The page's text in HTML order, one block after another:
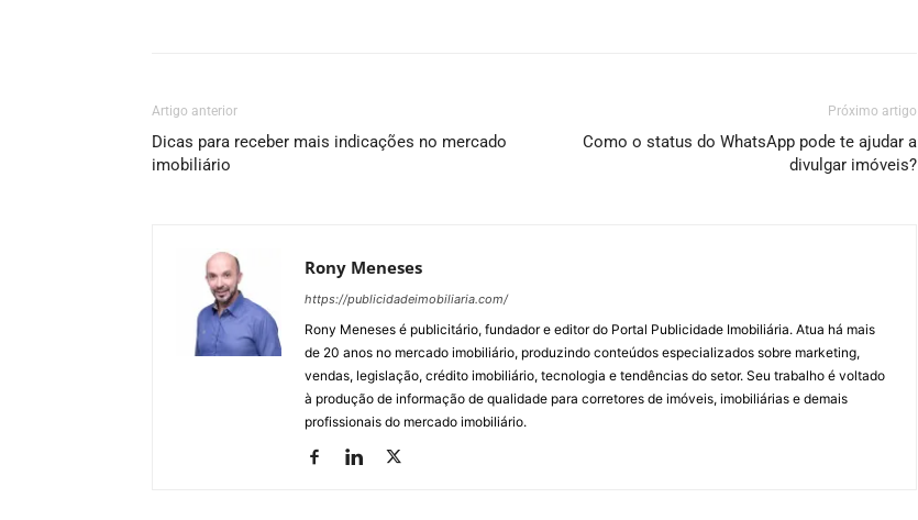
Artigo anterior
Dicas para receber mais indicações no mercado
imobiliário
Próximo artigo
Como o status do WhatsApp pode te ajudar a
divulgar imóveis?
Rony Meneses
https://publicidadeimobiliaria.com/
Rony Meneses é publicitário, fundador e editor do Portal Publicidade Imobiliária. Atua há mais
de 20 anos no mercado imobiliário, produzindo conteúdos especializados sobre marketing,
vendas, legislação, crédito imobiliário, tecnologia e tendências do setor. Seu trabalho é voltado
à produção de informação de qualidade para corretores de imóveis, imobiliárias e demais
profissionais do mercado imobiliário.